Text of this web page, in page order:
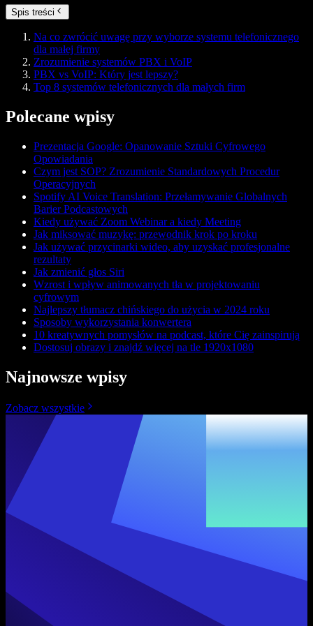
Spis treści
Na co zwrócić uwagę przy wyborze systemu telefonicznego
dla małej firmy
Zrozumienie systemów PBX i VoIP
PBX vs VoIP: Który jest lepszy?
Top 8 systemów telefonicznych dla małych firm
Polecane wpisy
Prezentacja Google: Opanowanie Sztuki Cyfrowego
Opowiadania
Czym jest SOP? Zrozumienie Standardowych Procedur
Operacyjnych
Spotify AI Voice Translation: Przełamywanie Globalnych
Barier Podcastowych
Kiedy używać Zoom Webinar a kiedy Meeting
Jak miksować muzykę: przewodnik krok po kroku
Jak używać przycinarki wideo, aby uzyskać profesjonalne
rezultaty
Jak zmienić głos Siri
Wzrost i wpływ animowanych tła w projektowaniu
cyfrowym
Najlepszy tłumacz chińskiego do użycia w 2024 roku
Sposoby wykorzystania konwertera
10 kreatywnych pomysłów na podcast, które Cię zainspirują
Dostosuj obrazy i znajdź więcej na tle 1920x1080
Najnowsze wpisy
Zobacz wszystkie